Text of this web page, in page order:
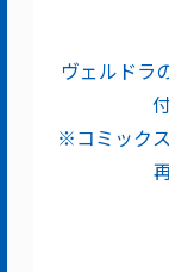
ヴェルドラ
※コミック